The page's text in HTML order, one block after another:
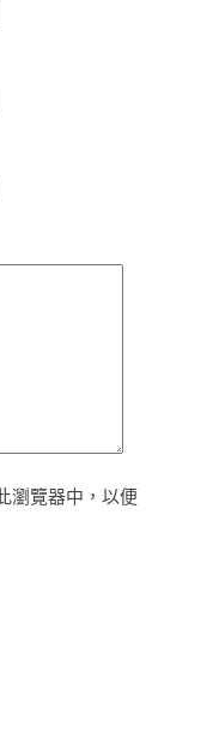
瀏覽器中，以便